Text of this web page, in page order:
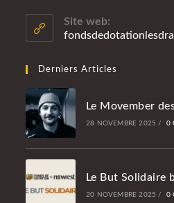
Site web:
Derniers Articles
Le Movember
28 NOVEMBRE 2025 / 0
Le But Solidaire
20 NOVEMBRE 2025 / 0